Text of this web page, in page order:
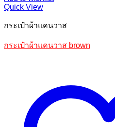
Quick View
กระเป๋าผ้าแคนวาส
กระเป๋าผ้าแคนวาส brown